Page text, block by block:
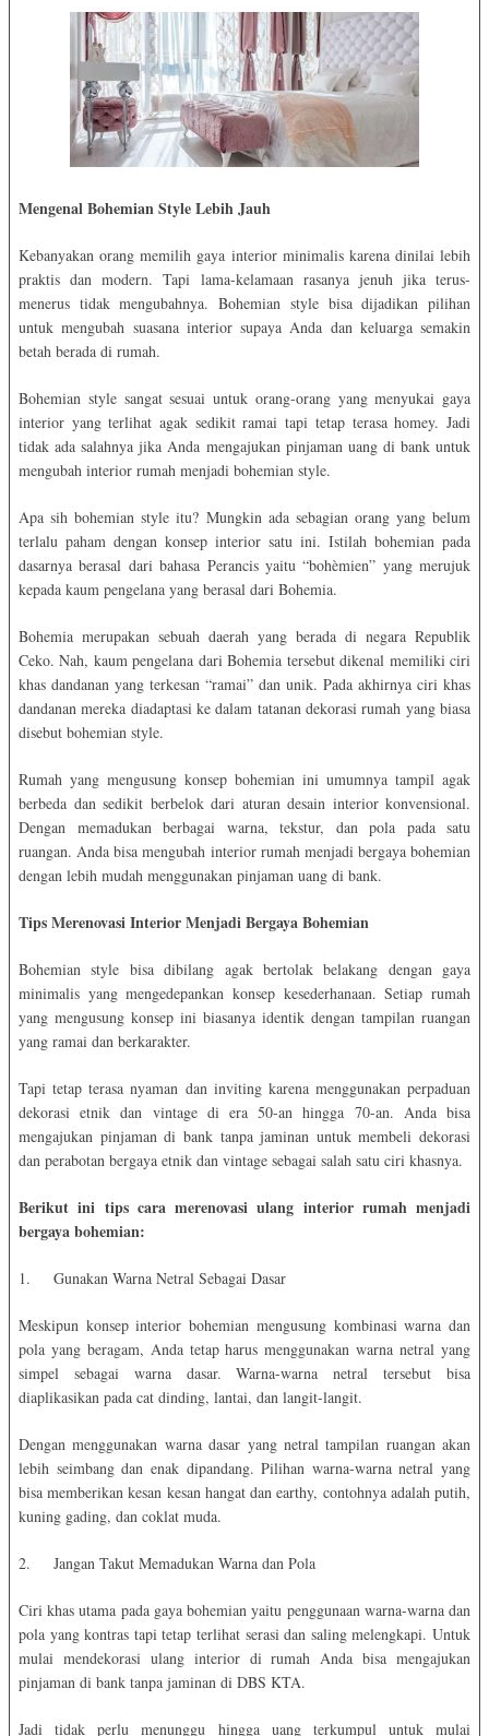
Mengenal Bohemian Style Lebih Jauh
Kebanyakan orang memilih gaya interior minimalis karena dinilai lebih
praktis dan modern. Tapi lama-kelamaan rasanya jenuh jika terus-
menerus tidak mengubahnya. Bohemian style bisa dijadikan pilihan
untuk mengubah suasana interior supaya Anda dan keluarga semakin
betah berada di rumah.
Bohemian style sangat sesuai untuk orang-orang yang menyukai gaya
interior yang terlihat agak sedikit ramai tapi tetap terasa homey. Jadi
tidak ada salahnya jika Anda mengajukan pinjaman uang di bank untuk
mengubah interior rumah menjadi bohemian style.
Apa sih bohemian style itu? Mungkin ada sebagian orang yang belum
terlalu paham dengan konsep interior satu ini. Istilah bohemian pada
dasarnya berasal dari bahasa Perancis yaitu “bohèmien” yang merujuk
kepada kaum pengelana yang berasal dari Bohemia.
Bohemia merupakan sebuah daerah yang berada di negara Republik
Ceko. Nah, kaum pengelana dari Bohemia tersebut dikenal memiliki ciri
khas dandanan yang terkesan “ramai” dan unik. Pada akhirnya ciri khas
dandanan mereka diadaptasi ke dalam tatanan dekorasi rumah yang biasa
disebut bohemian style.
Rumah yang mengusung konsep bohemian ini umumnya tampil agak
berbeda dan sedikit berbelok dari aturan desain interior konvensional.
Dengan memadukan berbagai warna, tekstur, dan pola pada satu
ruangan. Anda bisa mengubah interior rumah menjadi bergaya bohemian
dengan lebih mudah menggunakan pinjaman uang di bank.
Tips Merenovasi Interior Menjadi Bergaya Bohemian
Bohemian style bisa dibilang agak bertolak belakang dengan gaya
minimalis yang mengedepankan konsep kesederhanaan. Setiap rumah
yang mengusung konsep ini biasanya identik dengan tampilan ruangan
yang ramai dan berkarakter.
Tapi tetap terasa nyaman dan inviting karena menggunakan perpaduan
dekorasi etnik dan vintage di era 50-an hingga 70-an. Anda bisa
mengajukan pinjaman di bank tanpa jaminan untuk membeli dekorasi
dan perabotan bergaya etnik dan vintage sebagai salah satu ciri khasnya.
Berikut ini tips cara merenovasi ulang interior rumah menjadi
bergaya bohemian:
1. Gunakan Warna Netral Sebagai Dasar
Meskipun konsep interior bohemian mengusung kombinasi warna dan
pola yang beragam, Anda tetap harus menggunakan warna netral yang
simpel sebagai warna dasar. Warna-warna netral tersebut bisa
diaplikasikan pada cat dinding, lantai, dan langit-langit.
Dengan menggunakan warna dasar yang netral tampilan ruangan akan
lebih seimbang dan enak dipandang. Pilihan warna-warna netral yang
bisa memberikan kesan kesan hangat dan earthy, contohnya adalah putih,
kuning gading, dan coklat muda.
2. Jangan Takut Memadukan Warna dan Pola
Ciri khas utama pada gaya bohemian yaitu penggunaan warna-warna dan
pola yang kontras tapi tetap terlihat serasi dan saling melengkapi. Untuk
mulai mendekorasi ulang interior di rumah Anda bisa mengajukan
pinjaman di bank tanpa jaminan di DBS KTA.
Jadi tidak perlu menunggu hingga uang terkumpul untuk mulai